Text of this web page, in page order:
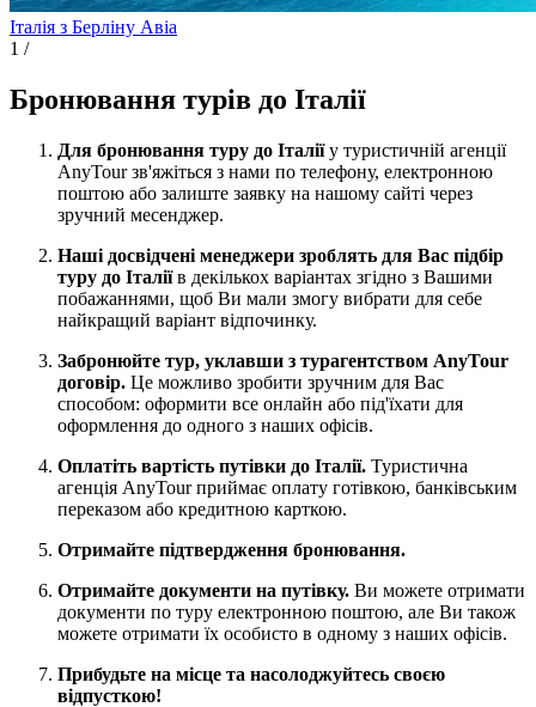
Італія з Берліну Авіа
1 /
Бронювання турів до Італії
Для бронювання туру до Італіїу туристичній агенції
AnyTour зв'яжіться з нами по телефону, електронною
поштою або залиште заявку на нашому сайті через
зручний месенджер.
Наші досвідчені менеджери зроблять для Вас підбір
туру до Італіїв декількох варіантах згідно з Вашими
побажаннями, щоб Ви мали змогу вибрати для себе
найкращий варіант відпочинку.
Забронюйте тур, уклавши з турагентством AnyTour
договір. Це можливо зробити зручним для Вас
способом: оформити все онлайн або під'їхати для
оформлення до одного з наших офісів.
Оплатіть вартість путівки до Італії. Туристична
агенція AnyTour приймає оплату готівкою, банківським
переказом або кредитною карткою.
Отримайте підтвердження бронювання.
Отримайте документи на путівку. Ви можете отримати
документи по туру електронною поштою, але Ви також
можете отримати їх особисто в одному з наших офісів.
Прибудьте на місце та насолоджуйтесь своєю
відпусткою!